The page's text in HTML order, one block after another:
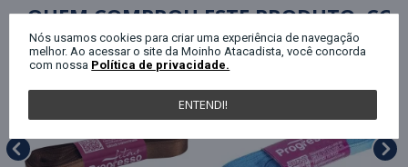
QUEM COMPROU ESTE PRODUTO,
Nós usamos cookies para criar uma experiência de navegação
melhor. Ao acessar o site da Moinho Atacadista, você concorda
com nossa Política de privacidade.
ENTENDI!